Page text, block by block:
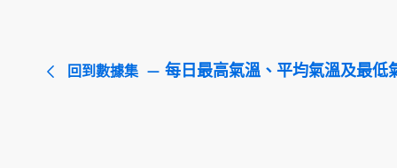
回到數據集 每日最高氣溫、平均氣溫及最低